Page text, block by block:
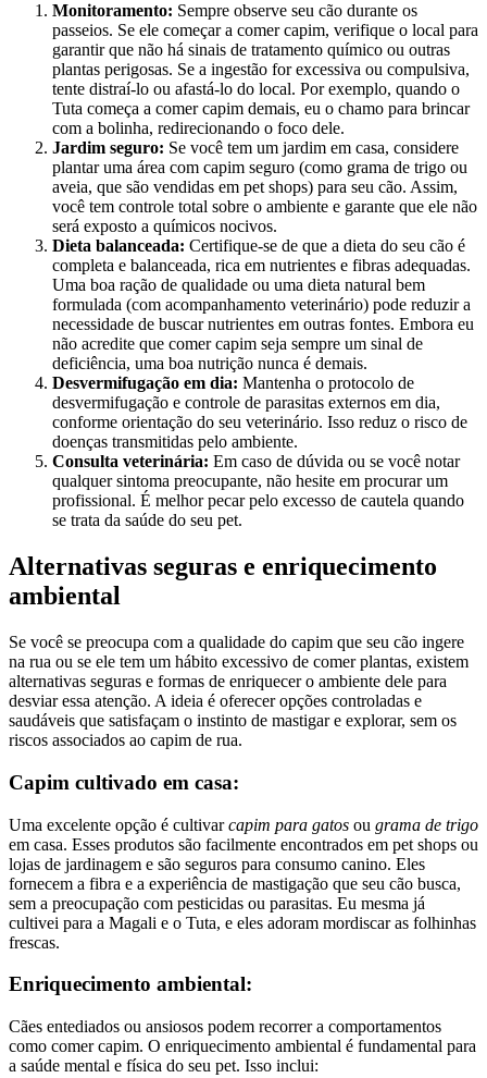
Monitoramento: Sempre observe seu cão durante os
passeios. Se ele começar a comer capim, verifique o local para
garantir que não há sinais de tratamento químico ou outras
plantas perigosas. Se a ingestão for excessiva ou compulsiva,
tente distraí-lo ou afastá-lo do local. Por exemplo, quando o
Tuta começa a comer capim demais, eu o chamo para brincar
com a bolinha, redirecionando o foco dele.
Jardim seguro: Se você tem um jardim em casa, considere
plantar uma área com capim seguro (como grama de trigo ou
aveia, que são vendidas em pet shops) para seu cão. Assim,
você tem controle total sobre o ambiente e garante que ele não
será exposto a químicos nocivos.
Dieta balanceada: Certifique-se de que a dieta do seu cão é
completa e balanceada, rica em nutrientes e fibras adequadas.
Uma boa ração de qualidade ou uma dieta natural bem
formulada (com acompanhamento veterinário) pode reduzir a
necessidade de buscar nutrientes em outras fontes. Embora eu
não acredite que comer capim seja sempre um sinal de
deficiência, uma boa nutrição nunca é demais.
Desvermifugação em dia: Mantenha o protocolo de
desvermifugação e controle de parasitas externos em dia,
conforme orientação do seu veterinário. Isso reduz o risco de
doenças transmitidas pelo ambiente.
Consulta veterinária: Em caso de dúvida ou se você notar
qualquer sintoma preocupante, não hesite em procurar um
profissional. É melhor pecar pelo excesso de cautela quando
se trata da saúde do seu pet.
Alternativas seguras e enriquecimento
ambiental
Se você se preocupa com a qualidade do capim que seu cão ingere
na rua ou se ele tem um hábito excessivo de comer plantas, existem
alternativas seguras e formas de enriquecer o ambiente dele para
desviar essa atenção. A ideia é oferecer opções controladas e
saudáveis que satisfaçam o instinto de mastigar e explorar, sem os
riscos associados ao capim de rua.
Capim cultivado em casa:
Uma excelente opção é cultivarcapim para gatos ou grama de trigo
em casa. Esses produtos são facilmente encontrados em pet shops ou
lojas de jardinagem e são seguros para consumo canino. Eles
fornecem a fibra e a experiência de mastigação que seu cão busca,
sem a preocupação com pesticidas ou parasitas. Eu mesma já
cultivei para a Magali e o Tuta, e eles adoram mordiscar as folhinhas
frescas.
Enriquecimento ambiental:
Cães entediados ou ansiosos podem recorrer a comportamentos
como comer capim. O enriquecimento ambiental é fundamental para
a saúde mental e física do seu pet. Isso inclui: